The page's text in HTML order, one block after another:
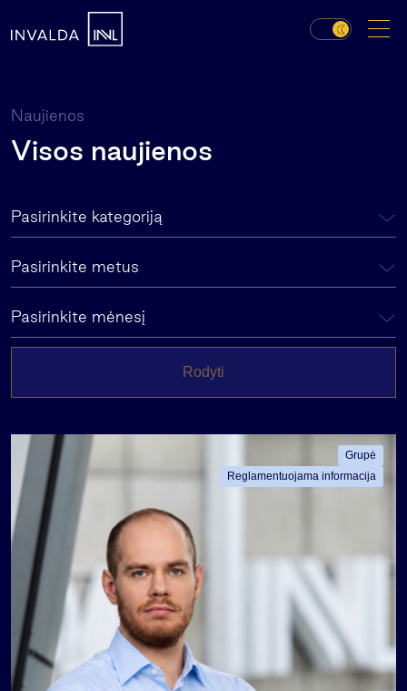
Naujienos
Visos naujienos
Pasirinkite kategoriją
Pasirinkite metus
Pasirinkite mėnesį
Rodyti
Grupė
Reglamentuojama informacija